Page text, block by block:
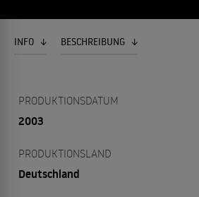
INFO BESCHREIBUNG
PRODUKTIONSDATUM
2003
PRODUKTIONSLAND
Deutschland